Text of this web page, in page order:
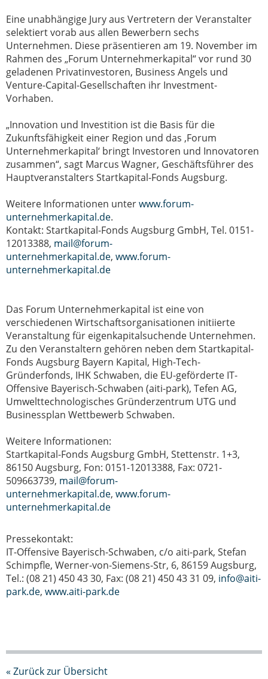
Eine unabhängige Jury aus Vertretern der Veranstalter
selektiert vorab aus allen Bewerbern sechs
Unternehmen. Diese präsentieren am 19. November im
Rahmen des „Forum Unternehmerkapital“ vor rund 30
geladenen Privatinvestoren, Business Angels und
Venture-Capital-Gesellschaften ihr Investment-
Vorhaben.
„Innovation und Investition ist die Basis für die
Zukunftsfähigkeit einer Region und das ‚Forum
Unternehmerkapital‘ bringt Investoren und Innovatoren
zusammen“, sagt Marcus Wagner, Geschäftsführer des
Hauptveranstalters Startkapital-Fonds Augsburg.
Weitere Informationen unterwww.forum-
unternehmerkapital.de.
Kontakt: Startkapital-Fonds Augsburg GmbH, Tel. 0151-
12013388, mail@forum-
unternehmerkapital.de, www.forum-
unternehmerkapital.de
Das Forum Unternehmerkapital ist eine von
verschiedenen Wirtschaftsorganisationen initiierte
Veranstaltung für eigenkapitalsuchende Unternehmen.
Zu den Veranstaltern gehören neben dem Startkapital-
Fonds Augsburg Bayern Kapital, High-Tech-
Gründerfonds, IHK Schwaben, die EU-geförderte IT-
Offensive Bayerisch-Schwaben (aiti-park), Tefen AG,
Umwelttechnologisches Gründerzentrum UTG und
Businessplan Wettbewerb Schwaben.
Weitere Informationen:
Startkapital-Fonds Augsburg GmbH, Stettenstr. 1+3,
86150 Augsburg, Fon: 0151-12013388, Fax: 0721-
509663739, mail@forum-
unternehmerkapital.de, www.forum-
unternehmerkapital.de
Pressekontakt:
IT-Offensive Bayerisch-Schwaben, c/o aiti-park, Stefan
Schimpfle, Werner-von-Siemens-Str, 6, 86159 Augsburg,
Tel.: (08 21) 450 43 30, Fax: (08 21) 450 43 31 09, info@aiti-
park.de, www.aiti-park.de
« Zurück zur Übersicht